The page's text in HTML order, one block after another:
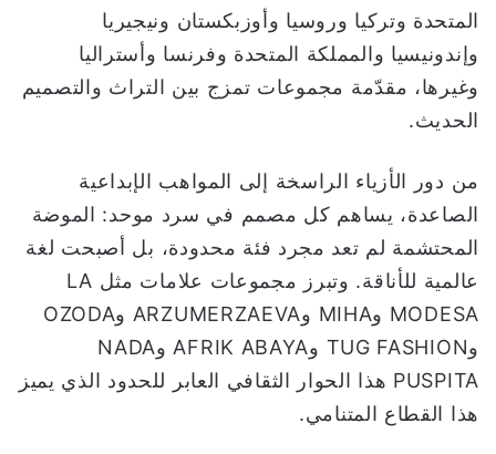
المتحدة وتركيا وروسيا وأوزبكستان ونيجيريا
وإندونيسيا والمملكة المتحدة وفرنسا وأستراليا
وغيرها، مقدّمة مجموعات تمزج بين التراث والتصميم
الحديث.
من دور الأزياء الراسخة إلى المواهب الإبداعية
الصاعدة، يساهم كل مصمم في سرد موحد: الموضة
المحتشمة لم تعد مجرد فئة محدودة، بل أصبحت لغة
عالمية للأناقة. وتبرز مجموعات علامات مثل LA
MODESA وMIHA وARZUMERZAEVA وOZODA
وTUG FASHION وAFRIK ABAYA وNADA
PUSPITA هذا الحوار الثقافي العابر للحدود الذي يميز
هذا القطاع المتنامي.